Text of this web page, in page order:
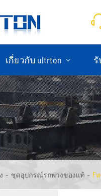
เกี่ยวกับ ultrton รั
ชุดอุปกรณ์รถพ่วงของแท้